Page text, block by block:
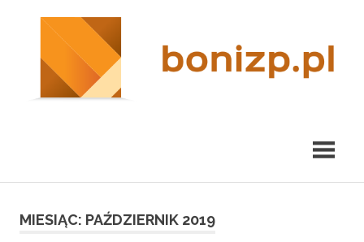
nieruchomości
Kraków
MIESIĄC: PAŹDZIERNIK 2019